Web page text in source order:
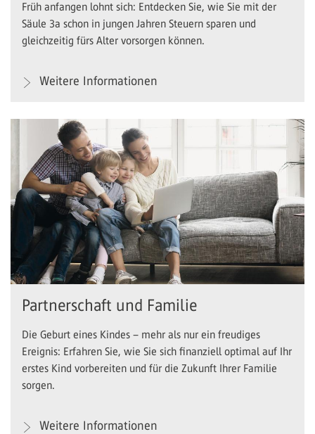
Früh anfangen lohnt sich: Entdecken Sie, wie Sie mit der
Säule 3a schon in jungen Jahren Steuern sparen und
gleichzeitig fürs Alter vorsorgen können.
Weitere Informationen
Partnerschaft und Familie
Die Geburt eines Kindes – mehr als nur ein freudiges
Ereignis: Erfahren Sie, wie Sie sich finanziell optimal auf Ihr
erstes Kind vorbereiten und für die Zukunft Ihrer Familie
sorgen.
Weitere Informationen